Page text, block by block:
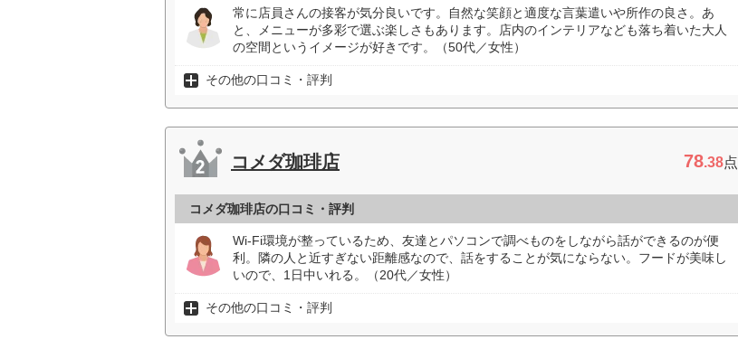
常に店員さんの接客が気分良いです。自然な笑顔と適度な言葉遣いや所作の良さ。あ
と、メニューが多彩で選ぶ楽しさもあります。店内のインテリアなども落ち着いた大人
の空間というイメージが好きです。（50代／女性）
その他の口コミ・評判
コメダ珈琲店 78.38点
コメダ珈琲店の口コミ・評判
Wi-Fi環境が整っているため、友達とパソコンで調べものをしながら話ができるのが便
利。隣の人と近すぎない距離感なので、話をすることが気にならない。フードが美味し
いので、1日中いれる。（20代／女性）
その他の口コミ・評判